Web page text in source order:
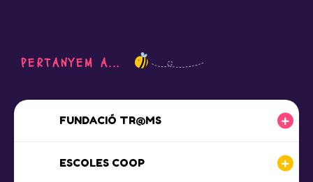
PERTANYEM A...
FUNDACIÓ TR@MS
ESCOLES COOP